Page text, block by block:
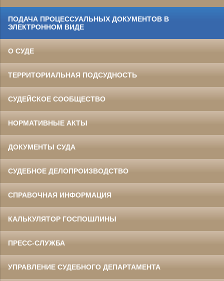
ПОДАЧА ПРОЦЕССУАЛЬНЫХ ДОКУМЕНТОВ В
ЭЛЕКТРОННОМ ВИДЕ
О СУДЕ
ТЕРРИТОРИАЛЬНАЯ ПОДСУДНОСТЬ
СУДЕЙСКОЕ СООБЩЕСТВО
НОРМАТИВНЫЕ АКТЫ
ДОКУМЕНТЫ СУДА
СУДЕБНОЕ ДЕЛОПРОИЗВОДСТВО
СПРАВОЧНАЯ ИНФОРМАЦИЯ
КАЛЬКУЛЯТОР ГОСПОШЛИНЫ
ПРЕСС-СЛУЖБА
УПРАВЛЕНИЕ СУДЕБНОГО ДЕПАРТАМЕНТА